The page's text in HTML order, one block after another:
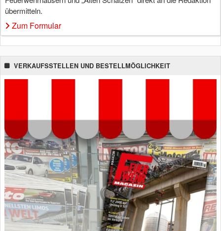
übermitteln.
Zum Formular
VERKAUFSSTELLEN UND BESTELLMÖGLICHKEIT